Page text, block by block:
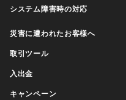
システム障害時の対応
災害に遭われたお客様へ
取引ツール
入出金
キャンペーン